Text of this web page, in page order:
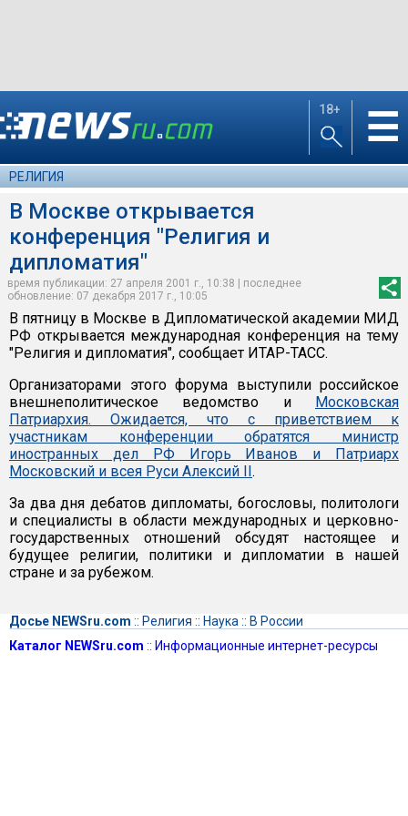
18+ ☰
РЕЛИГИЯ
В Москве открывается
конференция "Религия и
дипломатия"
время публикации: 27 апреля 2001 г., 10:38 | последнее
обновление: 07 декабря 2017 г., 10:05
В пятницу в Москве в Дипломатической академии МИД
РФ открывается международная конференция на тему
"Религия и дипломатия", сообщает ИТАР-ТАСС.
Организаторами этого форума выступили российское
внешнеполитическое ведомство и Московская
Патриархия. Ожидается, что с приветствием к
участникам конференции обратятся министр
иностранных дел РФ Игорь Иванов и Патриарх
Московский и всея Руси Алексий II.
За два дня дебатов дипломаты, богословы, политологи
и специалисты в области международных и церковно-
государственных отношений обсудят настоящее и
будущее религии, политики и дипломатии в нашей
стране и за рубежом.
Досье NEWSru.com :: Религия :: Наука :: В России
Каталог NEWSru.com :: Информационные интернет-ресурсы